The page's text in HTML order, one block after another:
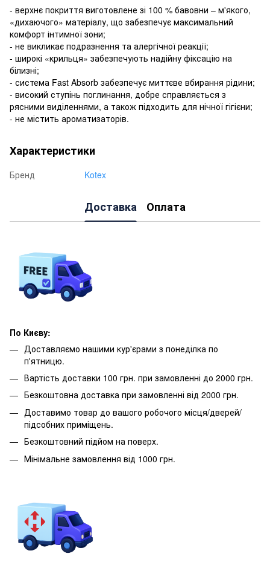
- верхнє покриття виготовлене зі 100 % бавовни – м'якого,
«дихаючого» матеріалу, що забезпечує максимальний
комфорт інтимної зони;
- не викликає подразнення та алергічної реакції;
- широкі «крильця» забезпечують надійну фіксацію на
білизні;
- система Fast Absorb забезпечує миттєве вбирання рідини;
- високий ступінь поглинання, добре справляється з
рясними виділеннями, а також підходить для нічної гігієни;
- не містить ароматизаторів.
Характеристики
Бренд Kotex
Доставка Оплата
По Києву:
Доставляємо нашими кур'єрами з понеділка по
п'ятницю.
Вартість доставки 100 грн. при замовленні до 2000 грн.
Безкоштовна доставка при замовленні від 2000 грн.
Доставимо товар до вашого робочого місця/дверей/
підсобних приміщень.
Безкоштовний підйом на поверх.
Мінімальне замовлення від 1000 грн.